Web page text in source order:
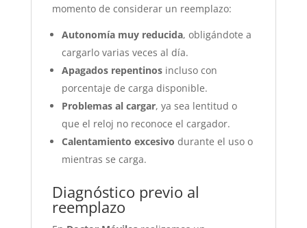
momento de considerar un reemplazo:
Autonomía muy reducida, obligándote a
cargarlo varias veces al día.
Apagados repentinosincluso con
porcentaje de carga disponible.
Problemas al cargar, ya sea lentitud o
que el reloj no reconoce el cargador.
Calentamiento excesivo durante el uso o
mientras se carga.
Diagnóstico previo al
reemplazo